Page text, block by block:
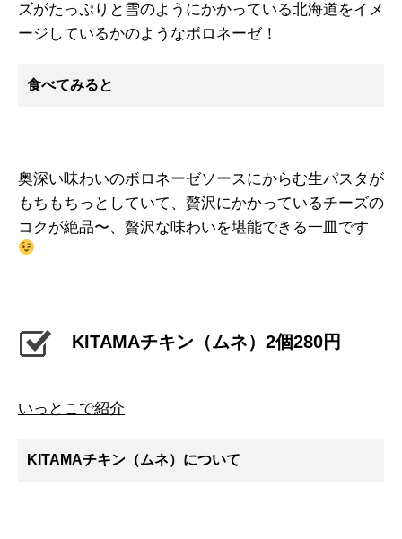
ズがたっぷりと雪のようにかかっている北海道をイメ
ージしているかのようなボロネーゼ！
食べてみると
奥深い味わいのボロネーゼソースにからむ生パスタが
もちもちっとしていて、贅沢にかかっているチーズの
コクが絶品〜、贅沢な味わいを堪能できる一皿です
KITAMAチキン（ムネ）2個280円
いっとこで紹介
KITAMAチキン（ムネ）について